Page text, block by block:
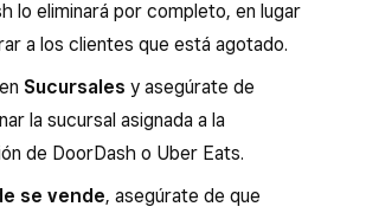
lo eliminará por completo, en lugar
a los clientes que está agotado.
Sucursales y asegúrate de
la sucursal asignada a la
de DoorDash o Uber Eats.
se vende, asegúrate de que